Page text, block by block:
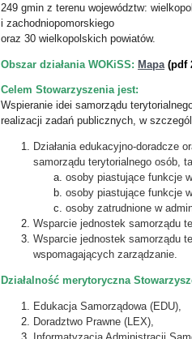
249 gmin z terenu województw:
i zachodniopomorskiego
oraz 30 wielkopolskich powiatów.
Obszar działania WOKiSS: Mapa (pdf
Celem Stowarzyszenia jest:
Wspieranie idei samorządu
realizacji zadań publicznych, w
Działania edukacyjno-doradcze
samorządu terytorialnego osób,
osoby piastujące funkcje
osoby piastujące funkcje
osoby zatrudnione w
Wsparcie jednostek samorządu
Wsparcie jednostek samorządu
wspomagających zarządzanie.
Działalność merytoryczna
Edukacja Samorządowa (EDU),
Doradztwo Prawne (LEX),